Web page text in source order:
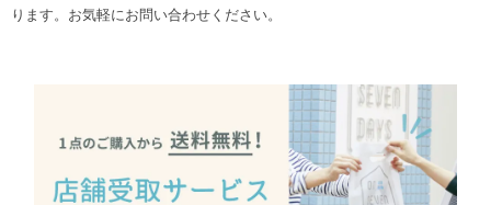
ります。お気軽にお問い合わせください。